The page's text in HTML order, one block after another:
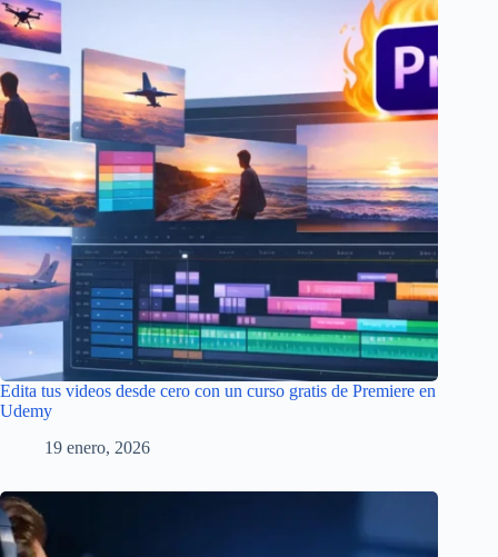
Edita tus videos desde cero con un curso gratis de Premiere en
Udemy
19 enero, 2026